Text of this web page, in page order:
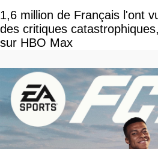
1,6 million de Français l'ont
des critiques
sur HBO Max